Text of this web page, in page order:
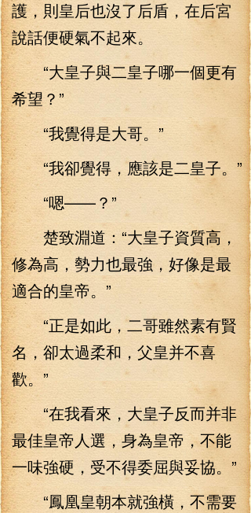
護，則皇后也沒了后盾，在后宮
說話便硬氣不起來。
“大皇子與二皇子哪一個更有
希望？”
“我覺得是大哥。”
“我卻覺得，應該是二皇子。”
“嗯——？”
楚致淵道：“大皇子資質高，
修為高，勢力也最強，好像是最
適合的皇帝。”
“正是如此，二哥雖然素有賢
名，卻太過柔和，父皇并不喜
歡。”
“在我看來，大皇子反而并非
最佳皇帝人選，身為皇帝，不能
一味強硬，受不得委屈與妥協。”
“鳳凰皇朝本就強橫，不需要